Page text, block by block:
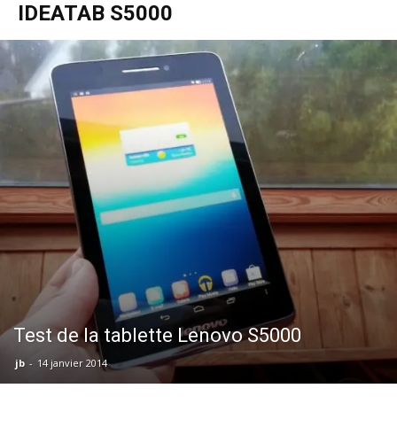
IDEATAB S5000
Test de la tablette Lenovo S5000
jb - 14 janvier 2014